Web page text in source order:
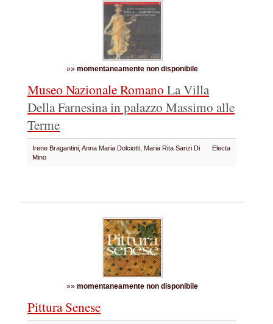
»» momentaneamente non disponibile
Museo Nazionale Romano La Villa
Della Farnesina in palazzo Massimo alle
Terme
Irene Bragantini, Anna Maria Dolciotti, Maria Rita Sanzi Di
Mino
Electa
»» momentaneamente non disponibile
Pittura Senese